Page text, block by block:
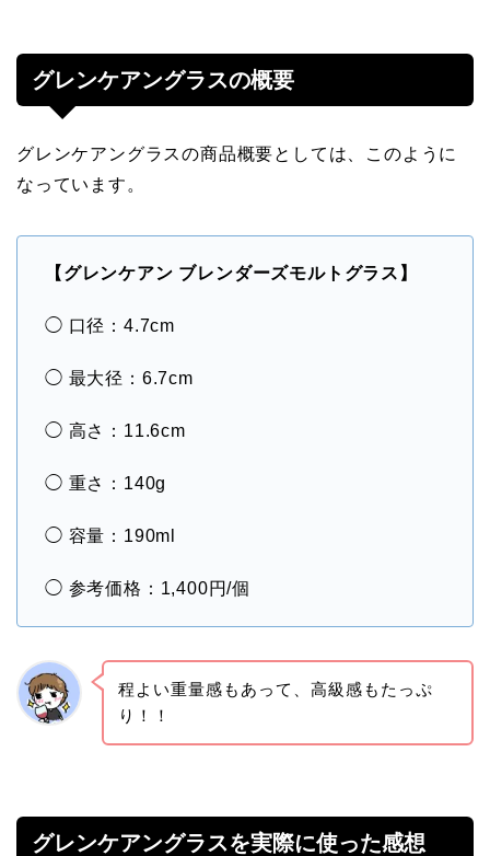
グレンケアングラスの概要
グレンケアングラスの商品概要としては、このように
なっています。
【グレンケアン ブレンダーズモルトグラス】
◯ 口径：4.7cm
◯ 最大径：6.7cm
◯ 高さ：11.6cm
◯ 重さ：140g
◯ 容量：190ml
◯ 参考価格：1,400円/個
程よい重量感もあって、高級感もたっぷ
り！！
グレンケアングラスを実際に使った感想